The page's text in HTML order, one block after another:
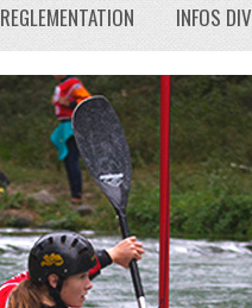
REGLEMENTATION INFOS